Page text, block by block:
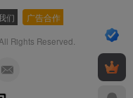
们 广告合作
All Rights Reserved.